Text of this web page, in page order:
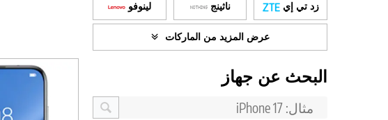
زد تي إي ناثينج لينوفو
عرض المزيد من الماركات
البحث عن جهاز